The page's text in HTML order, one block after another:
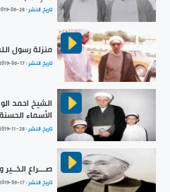
تاريخ النشر :06-28
منزلة رسول
تاريخ النشر :06-17
الشيخ احمد
الأسماء
تاريخ النشر :11-28
صـــراع الخــير
تاريخ النشر :06-17